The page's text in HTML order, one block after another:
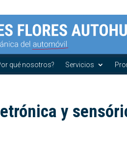
qué nosotros? Servicios
y